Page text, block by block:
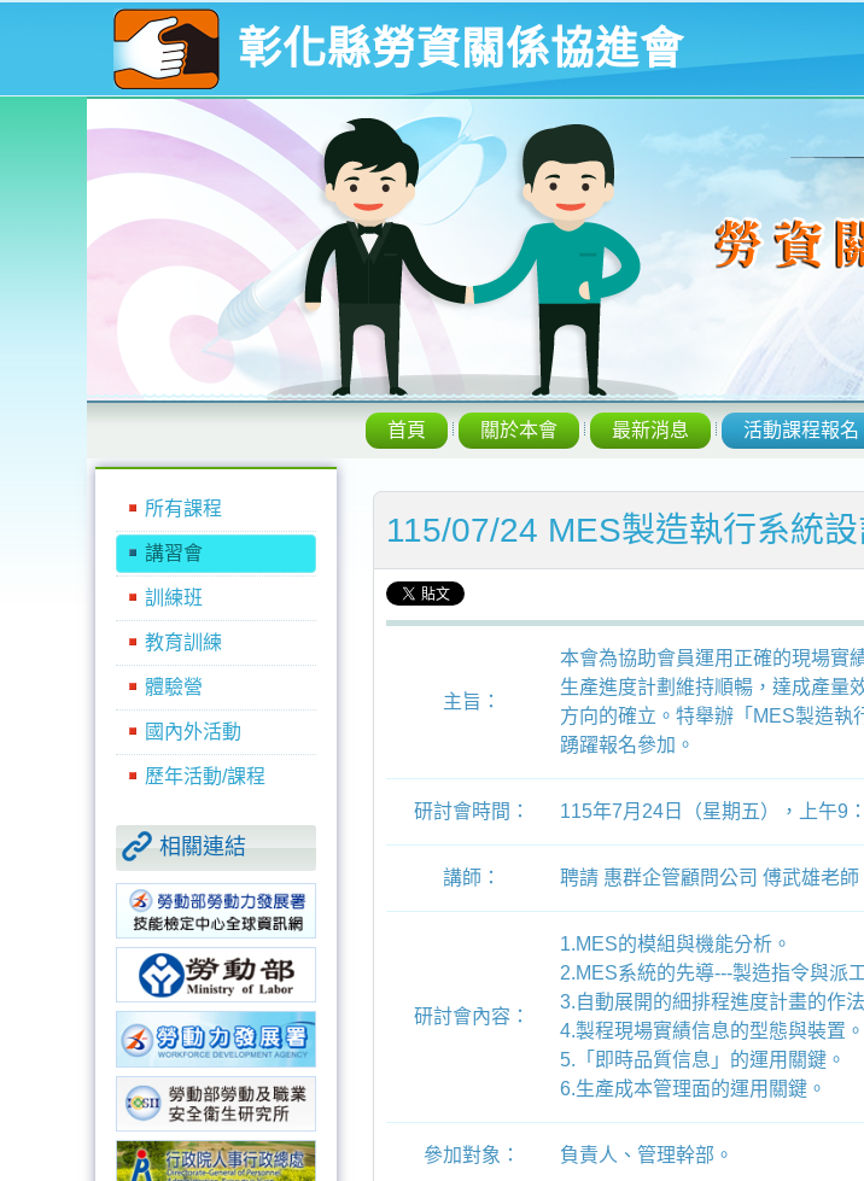
彰化縣勞資關係協進會
首頁 關於本會 最新消息 活動課程報名
所有課程
講習會
訓練班
教育訓練
體驗營
國內外活動
歷年活動/課程
相關連結
115/07/24 MES製造執行系統
主旨：
本會為協助會員運用正確的現場實
生產進度計劃維持順暢，達成產量
方向的確立。特舉辦「MES製造執
踴躍報名參加。
研討會時間： 115年7月24日（星期五），上午9
講師： 聘請 惠群企管顧問公司 傅武雄老師
研討會內容：
1.MES的模組與機能分析。
2.MES系統的先導---製造指令與派
3.自動展開的細排程進度計畫的作法
4.製程現場實績信息的型態與裝置。
5.「即時品質信息」的運用關鍵。
6.生產成本管理面的運用關鍵。
參加對象： 負責人、管理幹部。